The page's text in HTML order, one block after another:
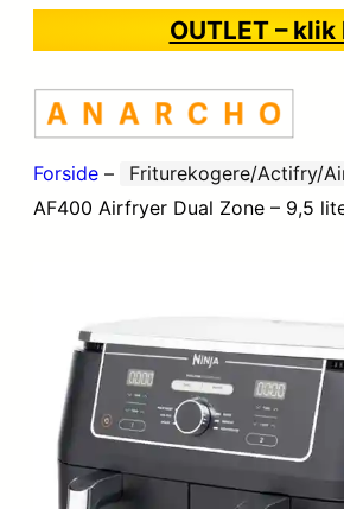
OUTLET – klik
Forside – Friturekogere/Actifry/
AF400 Airfryer Dual Zone – 9,5